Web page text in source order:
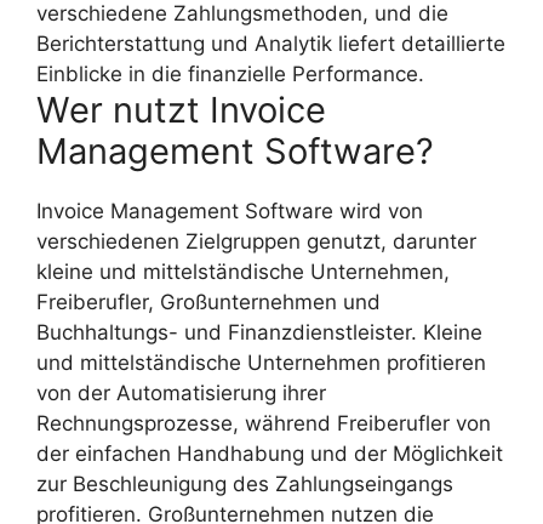
verschiedene Zahlungsmethoden, und die
Berichterstattung und Analytik liefert detaillierte
Einblicke in die finanzielle Performance.
Wer nutzt Invoice
Management Software?
Invoice Management Software wird von
verschiedenen Zielgruppen genutzt, darunter
kleine und mittelständische Unternehmen,
Freiberufler, Großunternehmen und
Buchhaltungs- und Finanzdienstleister. Kleine
und mittelständische Unternehmen profitieren
von der Automatisierung ihrer
Rechnungsprozesse, während Freiberufler von
der einfachen Handhabung und der Möglichkeit
zur Beschleunigung des Zahlungseingangs
profitieren. Großunternehmen nutzen die